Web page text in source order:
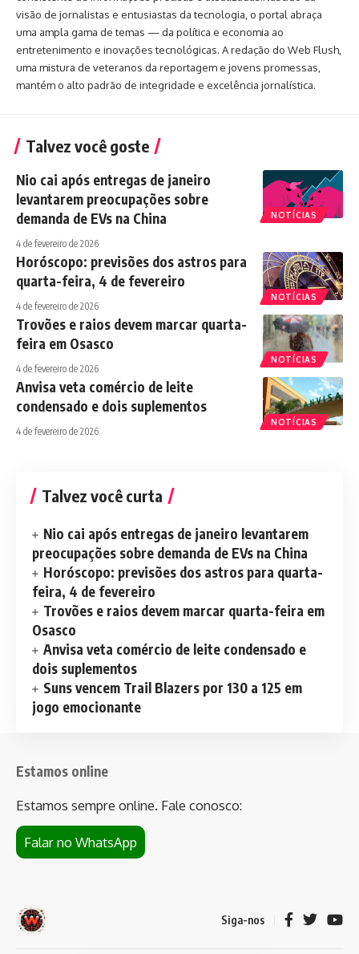
visão de jornalistas e entusiastas da tecnologia, o portal abraça
uma ampla gama de temas — da política e economia ao
entretenimento e inovações tecnológicas. A redação do Web Flush,
uma mistura de veteranos da reportagem e jovens promessas,
mantém o alto padrão de integridade e excelência jornalística.
Talvez você goste
NOTÍCIAS
Nio cai após entregas de janeiro
levantarem preocupações sobre
demanda de EVs na China
4 de fevereiro de 2026
NOTÍCIAS
Horóscopo: previsões dos astros para
quarta-feira, 4 de fevereiro
4 de fevereiro de 2026
NOTÍCIAS
Trovões e raios devem marcar quarta-
feira em Osasco
4 de fevereiro de 2026
NOTÍCIAS
Anvisa veta comércio de leite
condensado e dois suplementos
4 de fevereiro de 2026
Talvez você curta
Nio cai após entregas de janeiro levantarem
preocupações sobre demanda de EVs na China
Horóscopo: previsões dos astros para quarta-
feira, 4 de fevereiro
Trovões e raios devem marcar quarta-feira em
Osasco
Anvisa veta comércio de leite condensado e
dois suplementos
Suns vencem Trail Blazers por 130 a 125 em
jogo emocionante
Estamos online
Estamos sempre online. Fale conosco:
Falar no WhatsApp
Siga-nos